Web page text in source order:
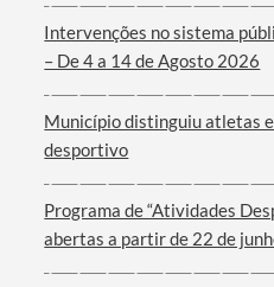
Intervenções no sistema
– De 4 a 14 de Agosto 2026
Município distinguiu atletas
desportivo
Programa de “Atividades
abertas a partir de 22 de